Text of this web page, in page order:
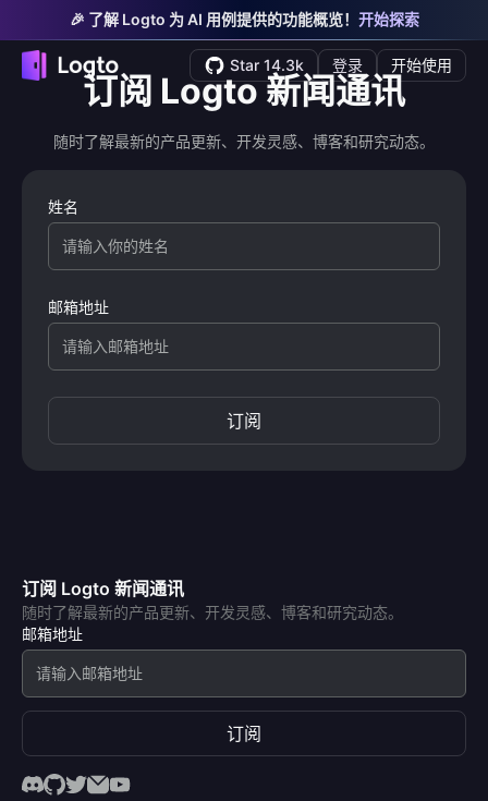
🎉 了解 Logto 为 AI 用例提供的功能概览！ 开始探索
Star 14.3k 登录 开始使用
订阅 Logto 新闻通讯
随时了解最新的产品更新、开发灵感、博客和研究动态。
姓名
邮箱地址
订阅
订阅 Logto 新闻通讯
随时了解最新的产品更新、开发灵感、博客和研究动态。
邮箱地址
订阅